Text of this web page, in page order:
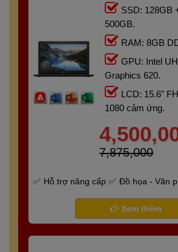
SSD: 128GB
500GB.
RAM: 8GB
GPU: Intel
Graphics 620.
LCD: 15.6"
1080 cảm ứng.
7,875,000
Hỗ trợ nâng cấp
Đồ họa - Văn
Bảo hành 6 tháng
Xem thêm